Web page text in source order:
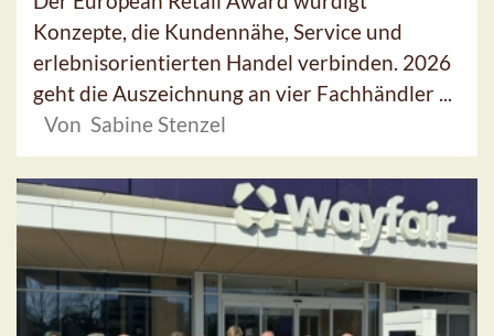
Konzepte, die Kundennähe, Service und
erlebnisorientierten Handel verbinden. 2026
geht die Auszeichnung an vier Fachhändler ...
Von Sabine Stenzel